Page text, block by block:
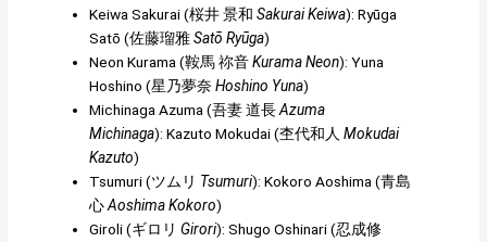
Keiwa Sakurai (桜井 景和 Sakurai Keiwa): Ryūga
Satō (佐藤瑠雅Satō Ryūga)
Neon Kurama (鞍馬 祢音Kurama Neon): Yuna
Hoshino (星乃夢奈 Hoshino Yuna)
Michinaga Azuma (吾妻 道長Azuma
Michinaga): Kazuto Mokudai (杢代和人 Mokudai
Kazuto)
Tsumuri (ツムリ Tsumuri): Kokoro Aoshima (青島
心Aoshima Kokoro)
Giroli (ギロリ Girori): Shugo Oshinari (忍成修